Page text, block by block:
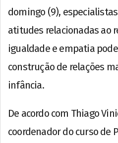
domingo (9),
atitudes relacionadas ao
igualdade e empatia
construção de relações
infância.
De acordo com Thiago
coordenador do curso de